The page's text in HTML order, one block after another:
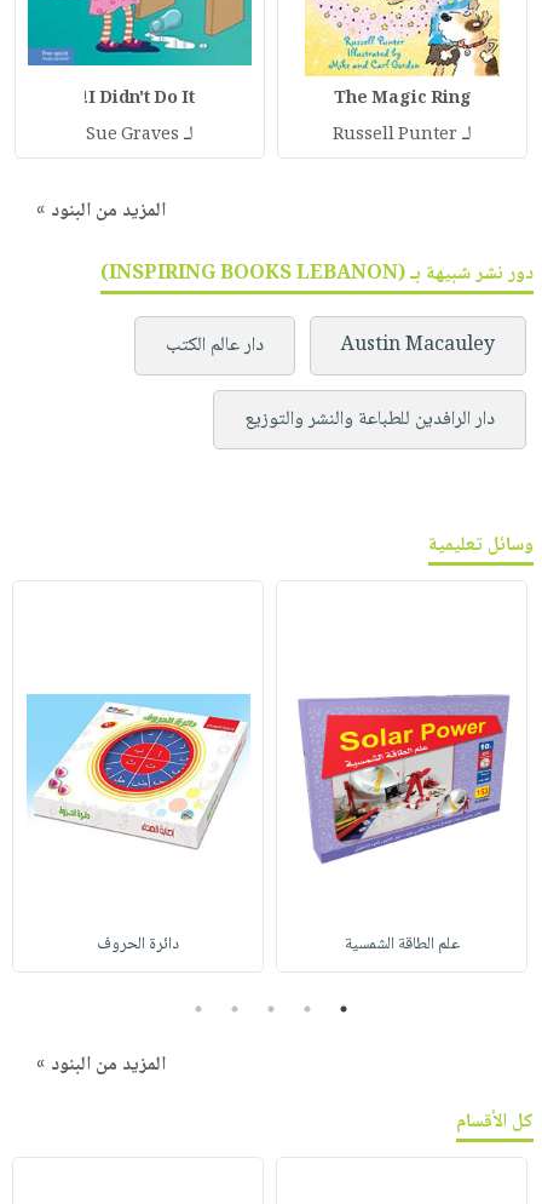
The Magic Ring
لـ Russell Punter
I Didn't Do It!
لـ Sue Graves
المزيد من البنود »
دور نشر شبيهة بـ (INSPIRING BOOKS LEBANON)
Austin Macauley دار عالم الكتب
دار الرافدين للطباعة والنشر والتوزيع
وسائل تعليمية
علم الطاقة الشمسية دائرة الحروف
1
2
3
4
5
المزيد من البنود »
كل الأقسام